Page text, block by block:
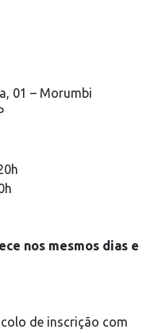
01 – Morumbi
nos mesmos dias e
de inscrição com